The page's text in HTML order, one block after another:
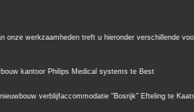
onze werkzaamheden treft u hieronder verschillende
kantoor Philips Medical systems te Best
verblijfaccommodatie "Bosrijk" Efteling te